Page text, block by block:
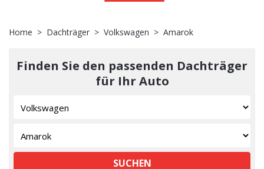
Home Dachträger Volkswagen Amarok
Finden Sie den passenden Dachträger
für Ihr Auto
SUCHEN